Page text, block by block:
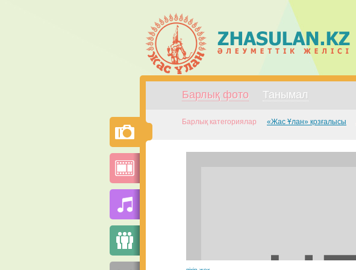
Барлық фото Танымал
Барлық категориялар «Жас Ұлан» қозғалысы